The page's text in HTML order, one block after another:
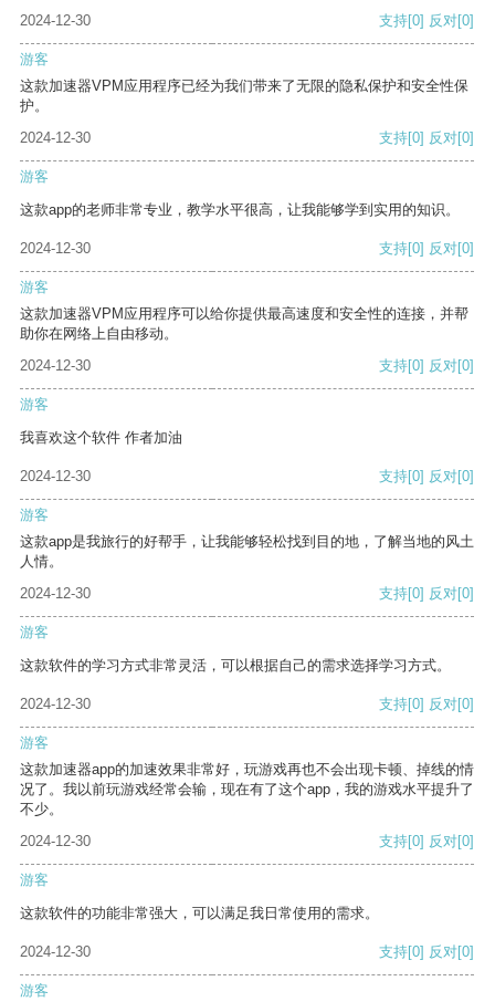
2024-12-30 支持[0] 反对[0]
游客
这款加速器VPM应用程序已经为我们带来了无限的隐私保护和安全性保
护。
2024-12-30
支持[0] 反对[0]
游客
这款app的老师非常专业，教学水平很高，让我能够学到实用的知识。
2024-12-30 支持[0] 反对[0]
游客
这款加速器VPM应用程序可以给你提供最高速度和安全性的连接，并帮
助你在网络上自由移动。
2024-12-30
支持[0] 反对[0]
游客
我喜欢这个软件 作者加油
2024-12-30 支持[0] 反对[0]
游客
这款app是我旅行的好帮手，让我能够轻松找到目的地，了解当地的风土
人情。
2024-12-30
支持[0] 反对[0]
游客
这款软件的学习方式非常灵活，可以根据自己的需求选择学习方式。
2024-12-30 支持[0] 反对[0]
游客
这款加速器app的加速效果非常好，玩游戏再也不会出现卡顿、掉线的情
况了。我以前玩游戏经常会输，现在有了这个app，我的游戏水平提升了
不少。
2024-12-30
支持[0] 反对[0]
游客
这款软件的功能非常强大，可以满足我日常使用的需求。
2024-12-30 支持[0] 反对[0]
游客